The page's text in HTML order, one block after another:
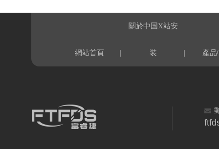
網站首頁 |
關於中国X站安
装 | 產品